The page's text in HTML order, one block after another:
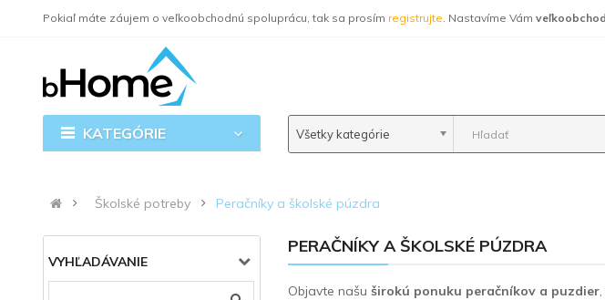
Pokiaľ máte záujem o veľkoobchodnú spoluprácu, tak sa prosím registrujte. Nastavíme Vám
KATEGÓRIE Všetky kategórie
Školské potreby Peračníky a školské púzdra
VYHĽADÁVANIE
PERAČNÍKY A ŠKOLSKÉ PÚZDRA
Objavte našu širokú ponuku peračníkov a puzdier